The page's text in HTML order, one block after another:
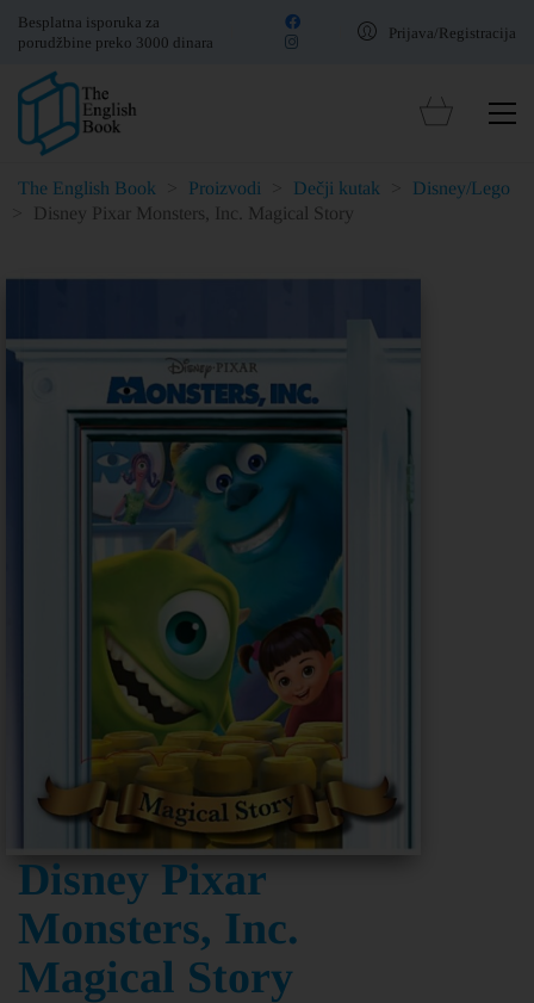
Besplatna isporuka za
porudžbine preko 3000 dinara
Prijava/Registracija
The English Book Proizvodi Dečji kutak
Disney/Lego
Disney Pixar Monsters, Inc. Magical Story
Disney Pixar
Monsters, Inc.
Magical Story